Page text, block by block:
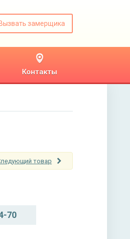
Вызвать замерщика
Контакты
товар
70